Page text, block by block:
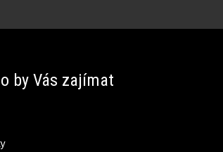
by Vás zajímat